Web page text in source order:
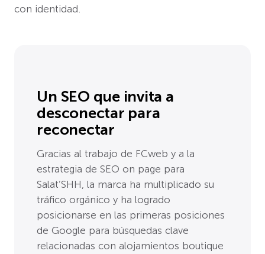
con identidad.
Un SEO que invita a
desconectar para
reconectar
Gracias al trabajo de FCweb y a la
estrategia de SEO on page para
Salat’SHH, la marca ha multiplicado su
tráfico orgánico y ha logrado
posicionarse en las primeras posiciones
de Google para búsquedas clave
relacionadas con alojamientos boutique